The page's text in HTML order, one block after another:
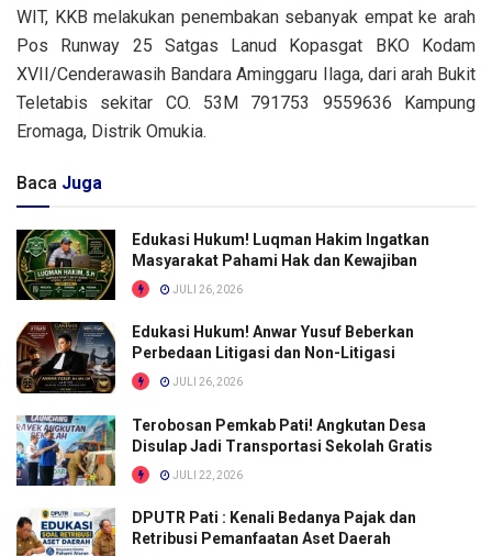
WIT, KKB melakukan penembakan sebanyak empat ke arah
Pos Runway 25 Satgas Lanud Kopasgat BKO Kodam
XVII/Cenderawasih Bandara Aminggaru Ilaga, dari arah Bukit
Teletabis sekitar CO. 53M 791753 9559636 Kampung
Eromaga, Distrik Omukia.
Baca Juga
Edukasi Hukum! Luqman Hakim Ingatkan
Masyarakat Pahami Hak dan Kewajiban
JULI 26, 2026
Edukasi Hukum! Anwar Yusuf Beberkan
Perbedaan Litigasi dan Non-Litigasi
JULI 26, 2026
Terobosan Pemkab Pati! Angkutan Desa
Disulap Jadi Transportasi Sekolah Gratis
JULI 22, 2026
DPUTR Pati : Kenali Bedanya Pajak dan
Retribusi Pemanfaatan Aset Daerah